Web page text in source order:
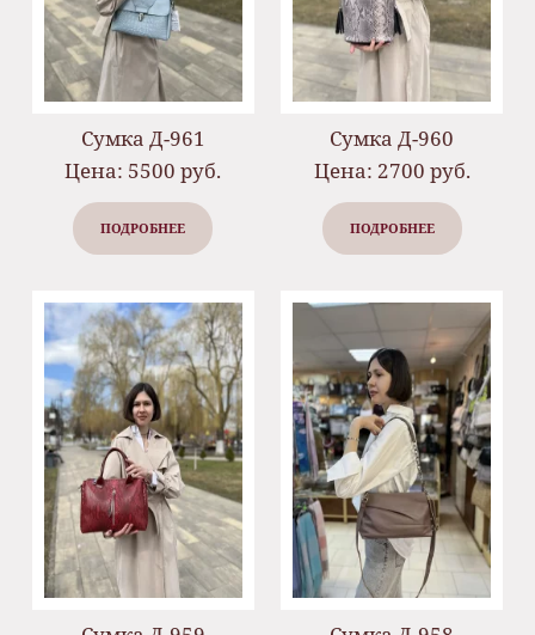
Сумка Д-961
Цена: 5500 руб.
ПОДРОБНЕЕ
Сумка Д-960
Цена: 2700 руб.
ПОДРОБНЕЕ